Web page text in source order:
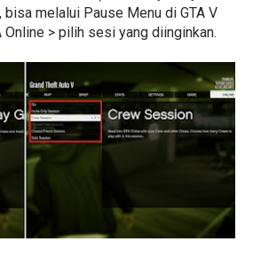
bisa melalui Pause Menu di GTA V
Online > pilih sesi yang diinginkan.